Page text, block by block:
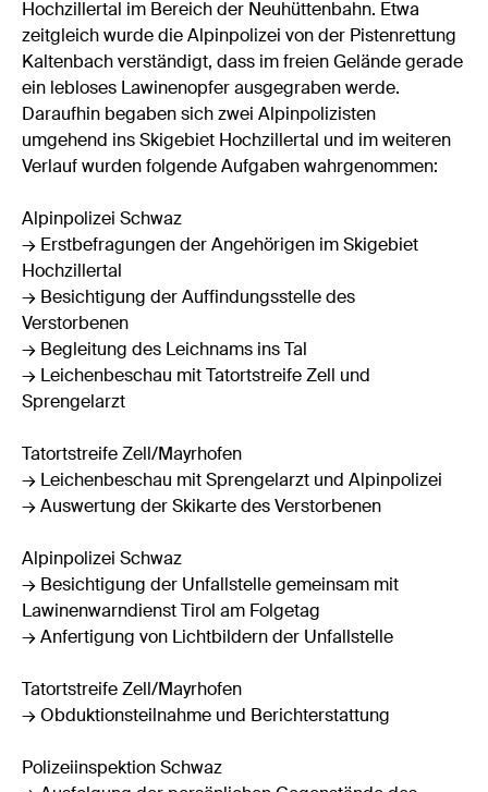
Hochzillertal im Bereich der Neuhüttenbahn. Etwa
zeitgleich wurde die Alpinpolizei von der Pistenrettung
Kaltenbach verständigt, dass im freien Gelände gerade
ein lebloses Lawinenopfer ausgegraben werde.
Daraufhin begaben sich zwei Alpinpolizisten
umgehend ins Skigebiet Hochzillertal und im weiteren
Verlauf wurden folgende Aufgaben wahrgenommen:
Alpinpolizei Schwaz
→ Erstbefragungen der Angehörigen im Skigebiet
Hochzillertal
→ Besichtigung der Auffindungsstelle des
Verstorbenen
→ Begleitung des Leichnams ins Tal
→ Leichenbeschau mit Tatortstreife Zell und
Sprengelarzt
Tatortstreife Zell/Mayrhofen
→ Leichenbeschau mit Sprengelarzt und Alpinpolizei
→ Auswertung der Skikarte des Verstorbenen
Alpinpolizei Schwaz
→ Besichtigung der Unfallstelle gemeinsam mit
Lawinenwarndienst Tirol am Folgetag
→ Anfertigung von Lichtbildern der Unfallstelle
Tatortstreife Zell/Mayrhofen
→ Obduktionsteilnahme und Berichterstattung
Polizeiinspektion Schwaz